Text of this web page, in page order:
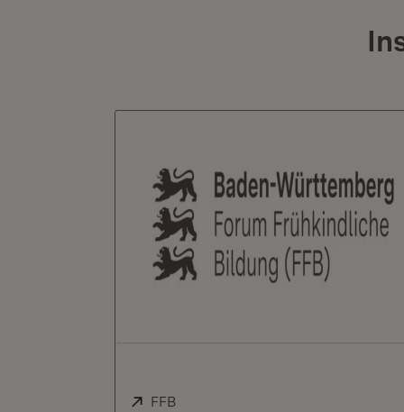
Extern:
FFB